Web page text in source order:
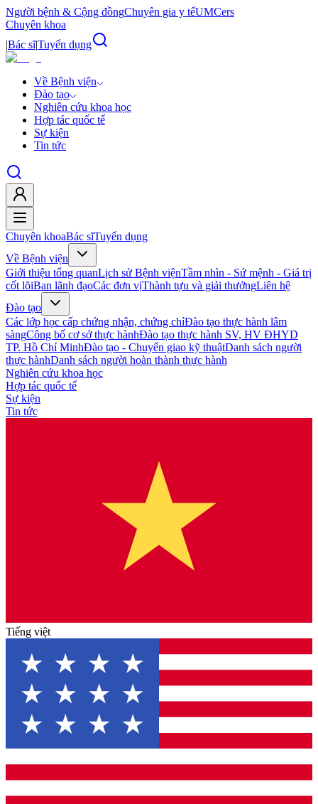
Người bệnh & Cộng đồngChuyên gia y tếUMCers
Chuyên khoa
|Bác sĩ|Tuyển dụng
Về Bệnh viện
Đào tạo
Nghiên cứu khoa học
Hợp tác quốc tế
Sự kiện
Tin tức
Chuyên khoaBác sĩTuyển dụng
Về Bệnh viện
Giới thiệu tổng quanLịch sử Bệnh việnTầm nhìn - Sứ mệnh - Giá trị
cốt lõiBan lãnh đạoCác đơn vịThành tựu và giải thưởngLiên hệ
Đào tạo
Các lớp học cấp chứng nhận, chứng chỉĐào tạo thực hành lâm
sàngCông bố cơ sở thực hànhĐào tạo thực hành SV, HV ĐHYD
TP. Hồ Chí MinhĐào tạo - Chuyển giao kỹ thuậtDanh sách người
thực hànhDanh sách người hoàn thành thực hành
Nghiên cứu khoa học
Hợp tác quốc tế
Sự kiện
Tin tức
Tiếng việt